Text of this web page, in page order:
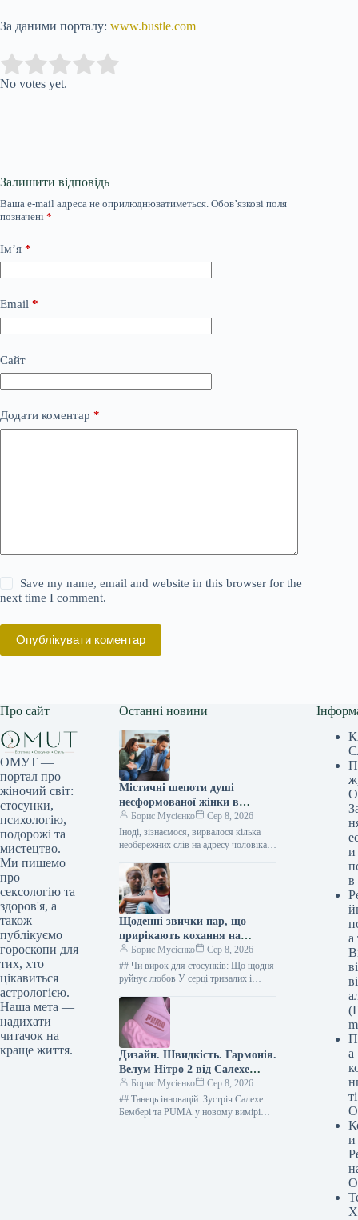
За даними порталу: www.bustle.com
Rate this item:
No votes yet.
Залишити відповідь
Ваша e-mail адреса не оприлюднюватиметься. Обов’язкові поля
позначені *
Ім’я *
Email *
Сайт
Додати коментар *
Save my name, email and website in this browser for the
next time I comment.
Опублікувати коментар
Про сайт
ОМУТ —
портал про
жіночий світ:
стосунки,
психологію,
подорожі та
мистецтво.
Ми пишемо
про
сексологію та
здоров'я, а
також
публікуємо
гороскопи для
тих, хто
цікавиться
астрологією.
Наша мета —
надихати
читачок на
краще життя.
Останні новини
Містичні шепоти душі
несформованої жінки в
плетиво буденності
Борис Мусієнко
Сер 8, 2026
Іноді, зізнаємося, вирвалося кілька
необережних слів на адресу чоловіка,
подумати: “Чи справді ця жінка…
Щоденні звички пар, що
прирікають кохання на
згасання
Борис Мусієнко
Сер 8, 2026
## Чи вирок для стосунків: Що щодня
руйнує любов У серці тривалих і
як щира…
Дизайн. Швидкість. Гармонія.
Велум Нітро 2 від Салехе
Бембері.
Борис Мусієнко
Сер 8, 2026
## Танець інновацій: Зустріч Салехе
Бембері та PUMA у новому вимірі
и
в
а
а
и